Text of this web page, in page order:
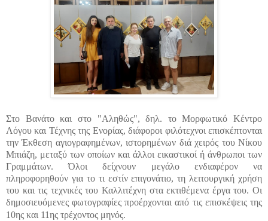
Στο Βανάτο και στο "Αληθώς", δηλ. το Μορφωτικό Κέντρο
Λόγου και Τέχνης της Ενορίας, διάφοροι φιλότεχνοι επισκέπτονται
την Έκθεση αγιογραφημένων, ιστορημένων διά χειρός του Νίκου
Μπιάζη, μεταξύ των οποίων και άλλοι εικαστικοί ή άνθρωποι των
Γραμμάτων. Όλοι δείχνουν μεγάλο ενδιαφέρον να
πληροφορηθούν για το τι εστίν επιγονάτιο, τη λειτουργική χρήση
του και τις τεχνικές του Καλλιτέχνη στα εκτιθέμενα έργα του. Οι
δημοσιευόμενες φωτογραφίες προέρχονται από τις επισκέψεις της
10ης και 11ης τρέχοντος μηνός.